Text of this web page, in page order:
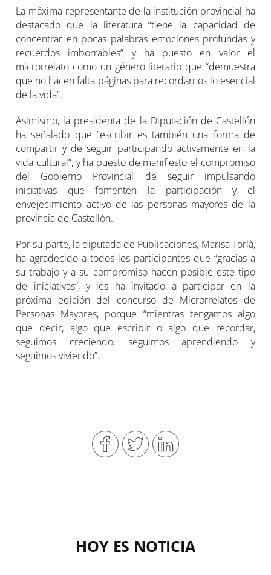
La máxima representante de la institución provincial ha
destacado que la literatura “tiene la capacidad de
concentrar en pocas palabras emociones profundas y
recuerdos imborrables” y ha puesto en valor el
microrrelato como un género literario que “demuestra
que no hacen falta páginas para recordarnos lo esencial
de la vida”.
Asimismo, la presidenta de la Diputación de Castellón
ha señalado que “escribir es también una forma de
compartir y de seguir participando activamente en la
vida cultural”, y ha puesto de manifiesto el compromiso
del Gobierno Provincial de seguir impulsando
iniciativas que fomenten la participación y el
envejecimiento activo de las personas mayores de la
provincia de Castellón.
Por su parte, la diputada de Publicaciones, Marisa Torlà,
ha agradecido a todos los participantes que “gracias a
su trabajo y a su compromiso hacen posible este tipo
de iniciativas”, y les ha invitado a participar en la
próxima edición del concurso de Microrrelatos de
Personas Mayores, porque “mientras tengamos algo
que decir, algo que escribir o algo que recordar,
seguimos creciendo, seguimos aprendiendo y
seguimos viviendo”.
HOY ES NOTICIA